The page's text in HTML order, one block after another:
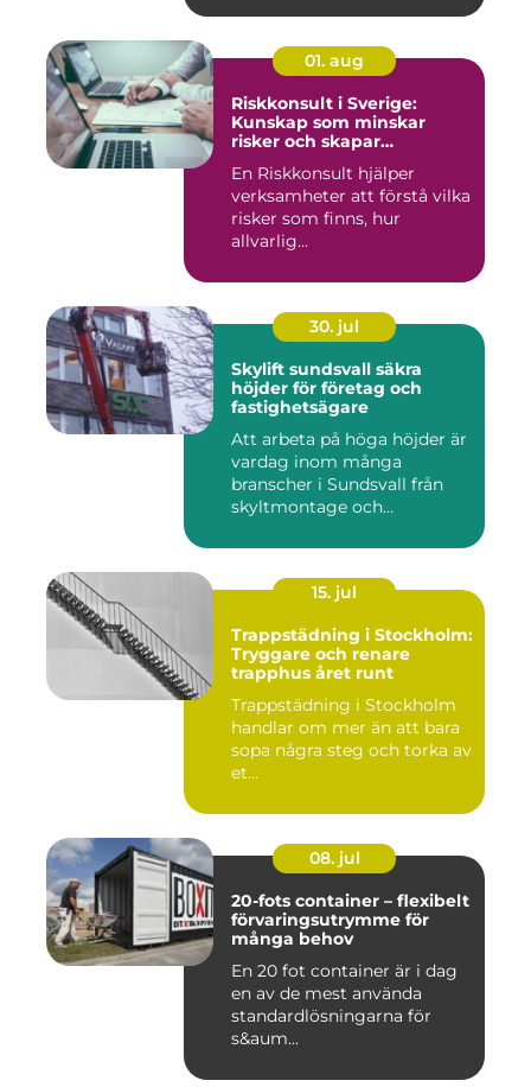
01. aug
Riskkonsult i Sverige:
Kunskap som minskar
risker och skapar
En Riskkonsult hjälper
verksamheter att förstå vilka
risker som finns, hur
allvarlig...
30. jul
Skylift sundsvall säkra
höjder för företag och
fastighetsägare
Att arbeta på höga höjder är
vardag inom många
branscher i Sundsvall från
skyltmontage och
15. jul
Trappstädning i Stockholm:
Tryggare och renare
trapphus året runt
Trappstädning i Stockholm
handlar om mer än att bara
sopa några steg och torka av
et...
08. jul
20-fots container – flexibelt
förvaringsutrymme för
många behov
En 20 fot container är i dag
en av de mest använda
standardlösningarna för
s&aum...